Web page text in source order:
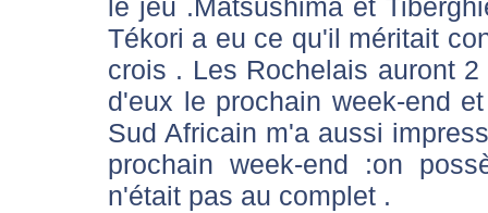
le jeu .Matsushima et
Tékori a eu ce qu'il méritait
crois . Les Rochelais auront
d'eux le prochain week-end
Sud Africain m'a aussi
prochain week-end :on
n'était pas au complet .